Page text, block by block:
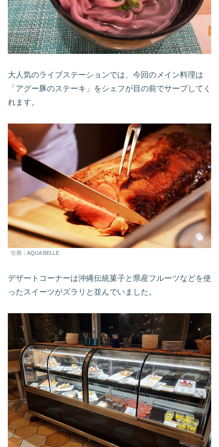
大人気のライブステーションでは、今回のメイン料理は
「アグー豚のステーキ」をシェフが目の前でサーブしてく
れます。
引用：AQUA BELLE
デザートコーナーは沖縄伝統菓子と県産フルーツなどを使
ったスイーツがズラリと並んでいました。